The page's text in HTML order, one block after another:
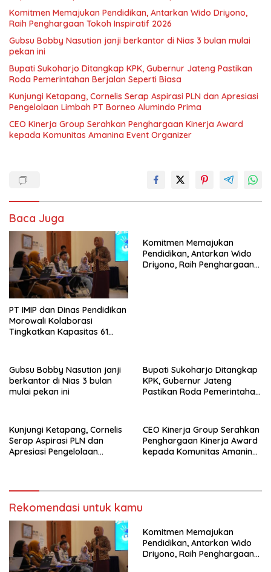
Komitmen Memajukan Pendidikan, Antarkan Wido Driyono,
Raih Penghargaan Tokoh Inspiratif 2026
Gubsu Bobby Nasution janji berkantor di Nias 3 bulan mulai
pekan ini
Bupati Sukoharjo Ditangkap KPK, Gubernur Jateng Pastikan
Roda Pemerintahan Berjalan Seperti Biasa
Kunjungi Ketapang, Cornelis Serap Aspirasi PLN dan Apresiasi
Pengelolaan Limbah PT Borneo Alumindo Prima
CEO Kinerja Group Serahkan Penghargaan Kinerja Award
kepada Komunitas Amanina Event Organizer
Baca Juga
PT IMIP dan Dinas Pendidikan
Morowali Kolaborasi
Tingkatkan Kapasitas 61
Komitmen Memajukan
Pendidikan, Antarkan Wido
Driyono, Raih Penghargaan
Gubsu Bobby Nasution janji
berkantor di Nias 3 bulan
mulai pekan ini
Bupati Sukoharjo Ditangkap
KPK, Gubernur Jateng
Pastikan Roda Pemerintahan
Kunjungi Ketapang, Cornelis
Serap Aspirasi PLN dan
Apresiasi Pengelolaan
CEO Kinerja Group Serahkan
Penghargaan Kinerja Award
kepada Komunitas Amanina
Rekomendasi untuk kamu
Komitmen Memajukan
Pendidikan, Antarkan Wido
Driyono, Raih Penghargaan